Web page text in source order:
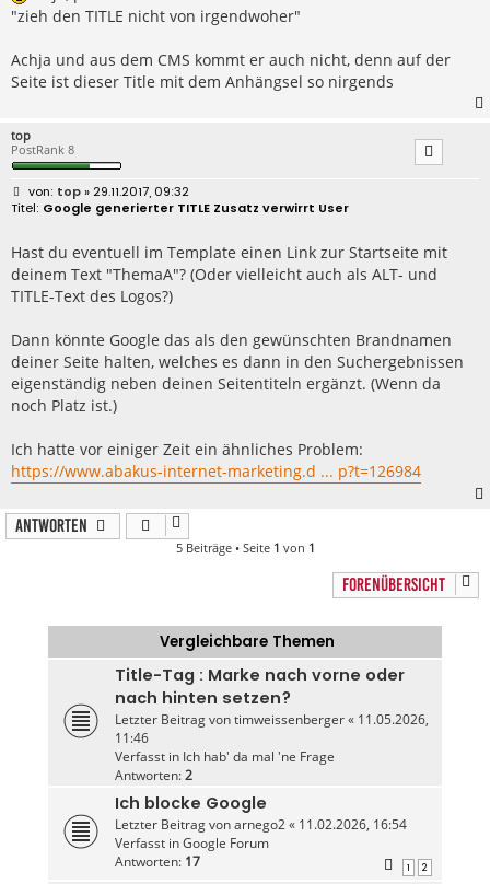
"zieh den TITLE nicht von irgendwoher"
Achja und aus dem CMS kommt er auch nicht, denn auf der
Seite ist dieser Title mit dem Anhängsel so nirgends
top
PostRank 8
B
e
r
a
g
top» 29.11.2017, 09:32
Google generierter TITLE Zusatz verwirrt User
Hast du eventuell im Template einen Link zur Startseite mit
deinem Text "ThemaA"? (Oder vielleicht auch als ALT- und
TITLE-Text des Logos?)
Dann könnte Google das als den gewünschten Brandnamen
deiner Seite halten, welches es dann in den Suchergebnissen
eigenständig neben deinen Seitentiteln ergänzt. (Wenn da
noch Platz ist.)
Ich hatte vor einiger Zeit ein ähnliches Problem:
https://www.abakus-internet-marketing.d ... p?t=126984
Antworten
5 Beiträge • Seite 1 von 1
FORENÜBERSICHT
Vergleichbare Themen
Title-Tag : Marke nach vorne oder
nach hinten setzen?
Letzter Beitrag vontimweissenberger« 11.05.2026,
11:46
Verfasst in Ich hab' da mal 'ne Frage
Antworten:2
Ich blocke Google
Letzter Beitrag vonarnego2« 11.02.2026, 16:54
Verfasst inGoogle Forum
Antworten: 17 1 2